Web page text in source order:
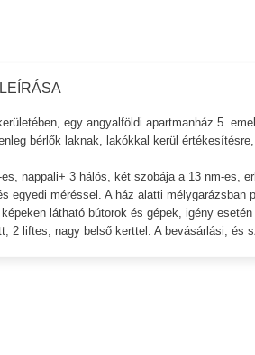
egy angyalföldi apartmanház 5.
bérlők laknak, lakókkal kerül
nappali+ 3 hálós, két szobája a 13 nm-es,
egyedi méréssel. A ház alatti
látható bútorok és gépek, igény
2 liftes, nagy belső kerttel. A bevásárlási, és